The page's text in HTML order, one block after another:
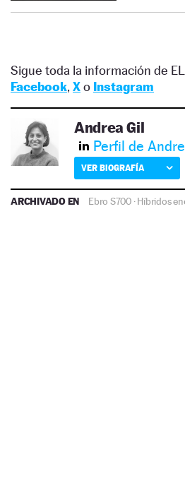
Sigue toda la información de
Facebook, Xo Instagram
Andrea Gil
Perfil de
VER BIOGRAFÍA
ARCHIVADO EN Ebro S700·Híbridos